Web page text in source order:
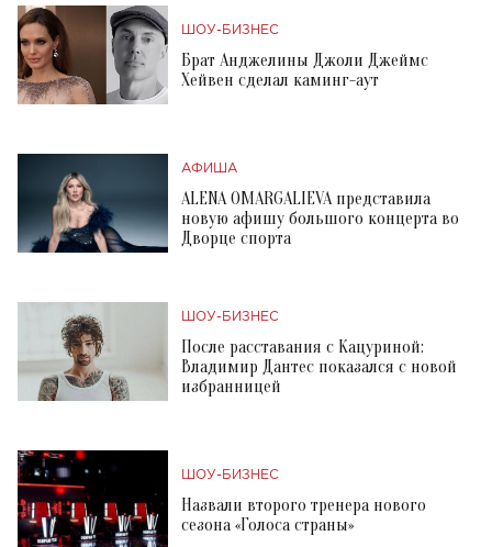
ШОУ-БИЗНЕС
Брат Анджелины Джоли Джеймс
Хейвен сделал каминг-аут
АФИША
ALENA OMARGALIEVA представила
новую афишу большого концерта во
Дворце спорта
ШОУ-БИЗНЕС
После расставания с Кацуриной:
Владимир Дантес показался с новой
избранницей
ШОУ-БИЗНЕС
Назвали второго тренера нового
сезона «Голоса страны»